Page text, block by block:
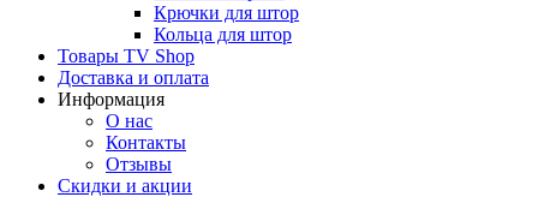
Крючки для штор
Кольца для штор
Товары TV Shop
Доставка и оплата
Информация
О нас
Контакты
Отзывы
Скидки и акции